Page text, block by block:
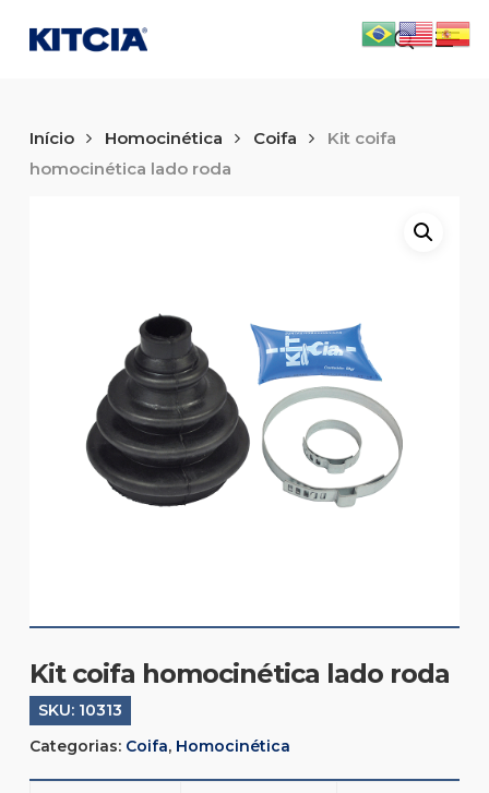
main
search
Início Homocinética Coifa
Kit coifa
homocinética lado roda
Kit coifa homocinética lado roda
SKU: 10313
Categorias: Coifa, Homocinética